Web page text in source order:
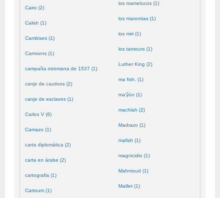
Cairo (2)
Calish (1)
Cambises (1)
Camoens (1)
campaña otromana de 1537 (1)
canje de cautivos (2)
canje de esclavos (1)
Carlos V (6)
Carriazo (1)
carta diplomática (2)
carta en árabe (2)
cartografia (1)
Cartoum (1)
los mamelucos (1)
los maronitas (1)
los miri (1)
los tantours (1)
Luther King (2)
ma fish. (1)
ma’ŷūn (1)
machlah (2)
Madrazo (1)
mafish (1)
magnicidio (1)
Mahmoud (1)
Maillet (1)